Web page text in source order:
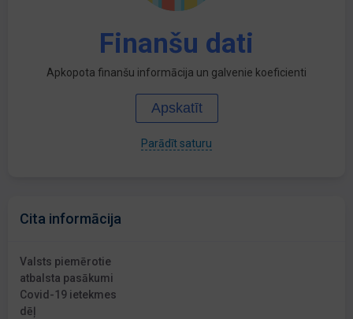
Finanšu dati
Apkopota finanšu informācija un galvenie koeficienti
Apskatīt
Parādīt saturu
Cita informācija
Valsts piemērotie
atbalsta pasākumi
Covid-19 ietekmes
dēļ